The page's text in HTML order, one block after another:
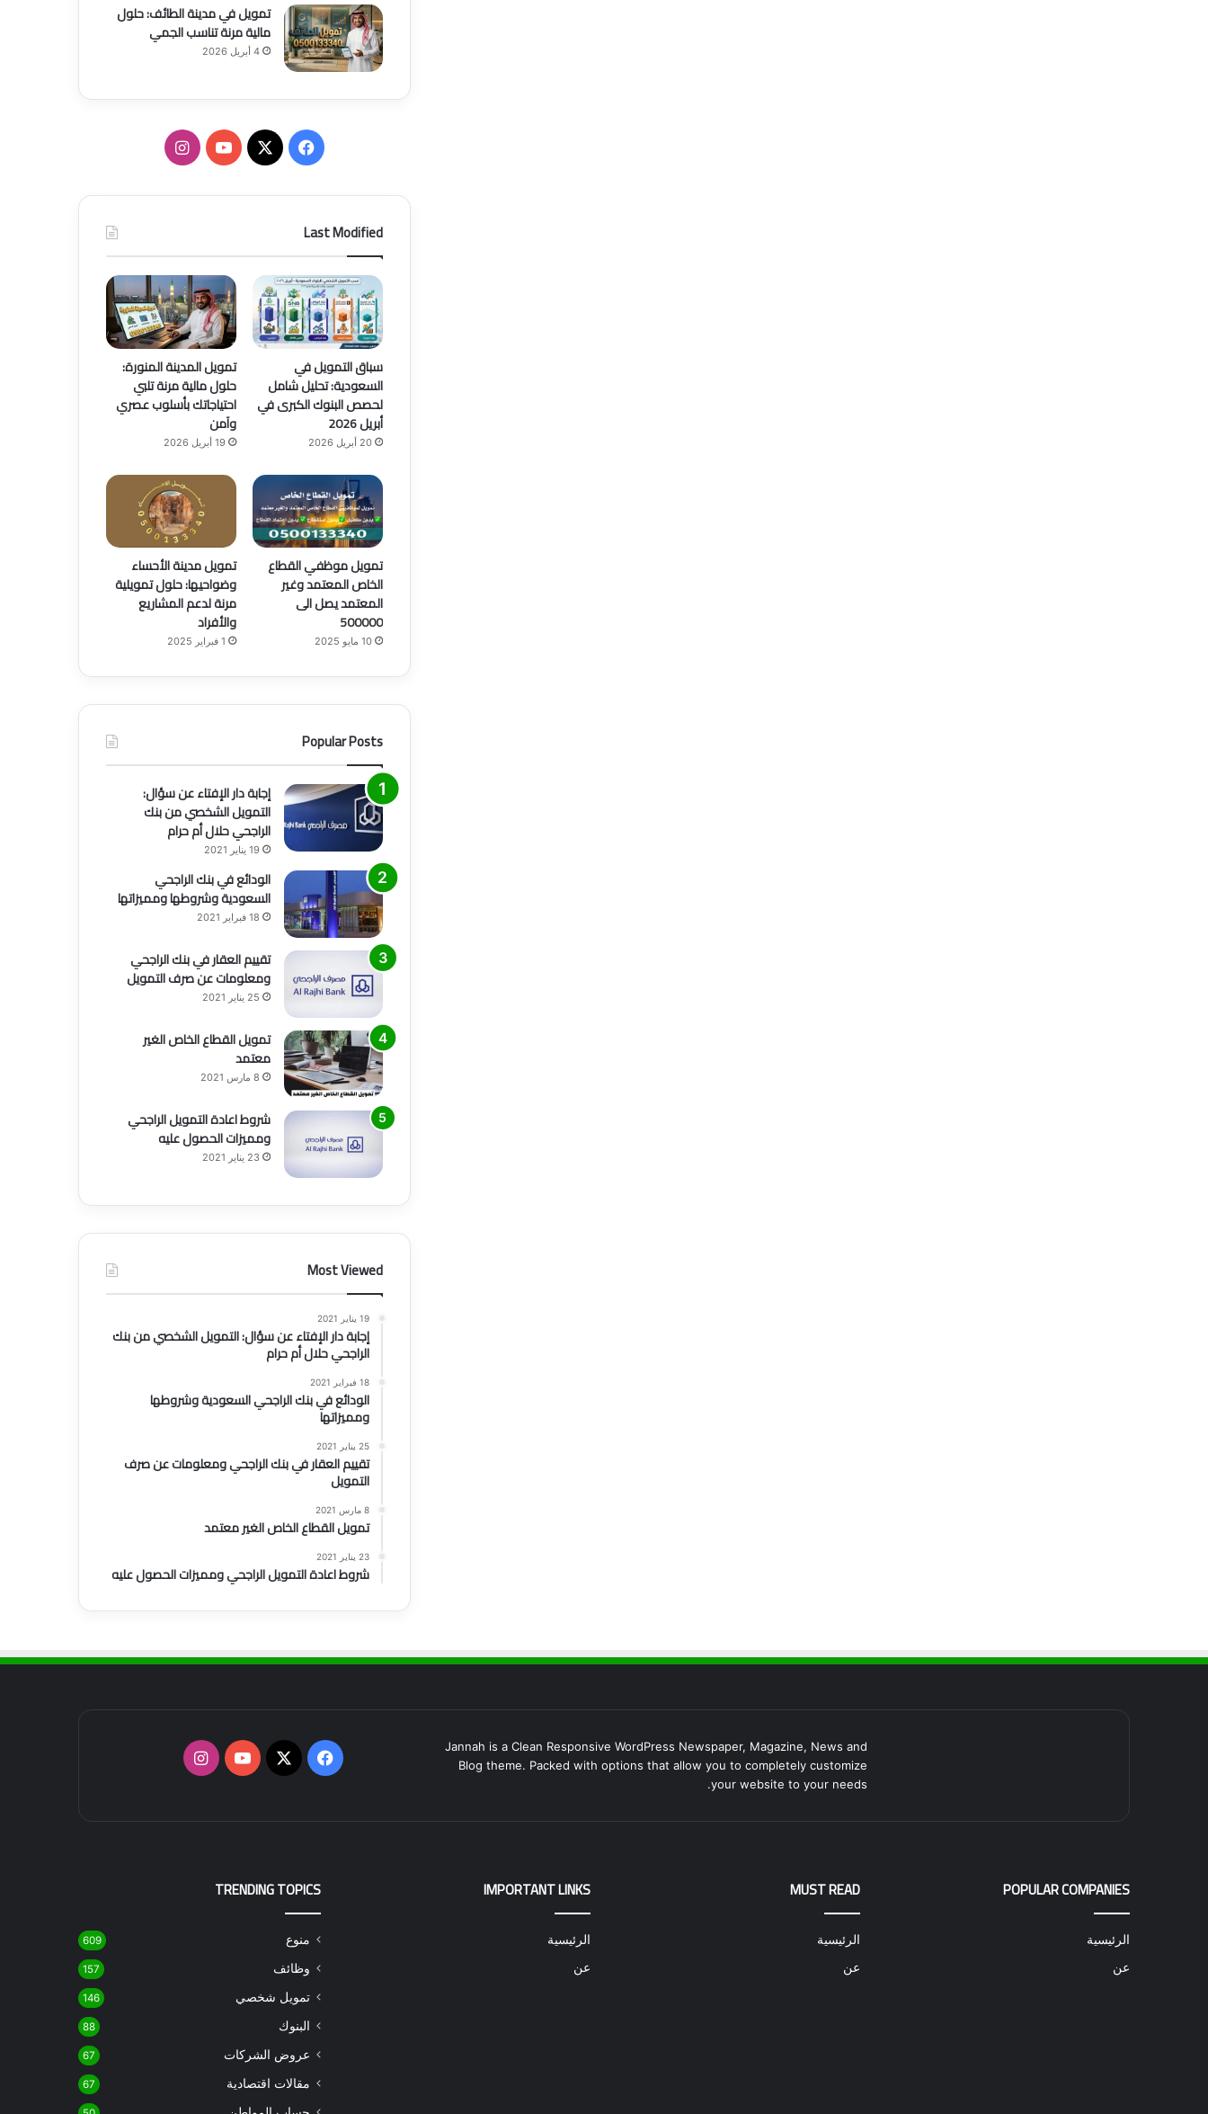
تمويل في مدينة الطائف: حلول
مالية مرنة تناسب الجمي
4 أبريل 2026
ف
ب
و
ك
u
T
u
b
e
ا
ت
ق
ر
ا
م
Last Modified
سباق التمويل في
السعودية: تحليل شامل
لحصص البنوك الكبرى في
أبريل 2026
20 أبريل 2026
تمويل المدينة المنورة:
حلول مالية مرنة تلبي
احتياجاتك بأسلوب عصري
وآمن
19 أبريل 2026
تمويل موظفي القطاع
الخاص المعتمد وغير
المعتمد يصل الى
500000
10 مايو 2025
تمويل مدينة الأحساء
وضواحيها: حلول تمويلية
مرنة لدعم المشاريع
والأفراد
1 فبراير 2025
Popular Posts
إجابة دار الإفتاء عن سؤال:
التمويل الشخصي من بنك
الراجحي حلال أم حرام
19 يناير 2021
الودائع في بنك الراجحي
السعودية وشروطها ومميزاتها
18 فبراير 2021
تقييم العقار في بنك الراجحي
ومعلومات عن صرف التمويل
25 يناير 2021
تمويل القطاع الخاص الغير
معتمد
8 مارس 2021
شروط اعادة التمويل الراجحي
ومميزات الحصول عليه
23 يناير 2021
Most Viewed
19 يناير 2021
إجابة دار الإفتاء عن سؤال: التمويل الشخصي من بنك
الراجحي حلال أم حرام
18 فبراير 2021
الودائع في بنك الراجحي السعودية وشروطها
ومميزاتها
25 يناير 2021
تقييم العقار في بنك الراجحي ومعلومات عن صرف
التمويل
8 مارس 2021
تمويل القطاع الخاص الغير معتمد
23 يناير 2021
شروط اعادة التمويل الراجحي ومميزات الحصول عليه
Jannah is a Clean Responsive WordPress Newspaper, Magazine, News and
Blog theme. Packed with options that allow you to completely customize
your website to your needs.
فيسبوك
‫X
‫YouTubeانستقرام
POPULAR COMPANIES
الرئيسية
عن
MUST READ
الرئيسية
عن
IMPORTANT LINKS
الرئيسية
عن
TRENDING TOPICS
منوع 609
وظائف 157
تمويل شخصي 146
البنوك 88
عروض الشركات 67
مقالات اقتصادية 67